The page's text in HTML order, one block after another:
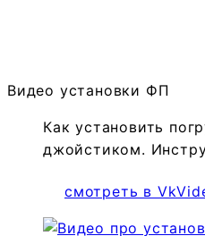
Видео установки ФП
Как установить
джойстиком.
смотреть в